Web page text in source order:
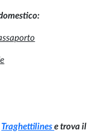
Traghettilinese trova il